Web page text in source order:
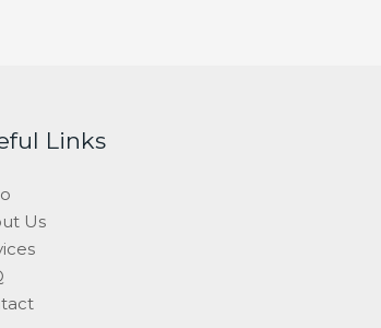
Links
Us